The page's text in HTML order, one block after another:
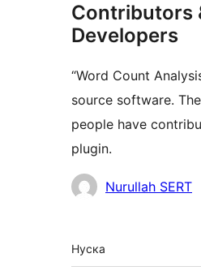
Contributors
Developers
“Word Count
source software.
people have
plugin.
МүчөлөрүNurullah SERT
Мета
Нуска